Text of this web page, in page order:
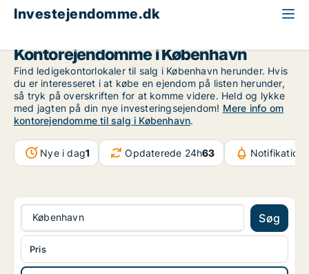
Investejendomme.dk
Kontorejendomme i København
Find ledigekontorlokaler til salg i København herunder. Hvis
du er interesseret i at købe en ejendom på listen herunder,
så tryk på overskriften for at komme videre. Held og lykke
med jagten på din nye investeringsejendom! Mere info om
kontorejendomme til salg i København.
Nye i dag1 Opdaterede 24h63
København Søg
Pris